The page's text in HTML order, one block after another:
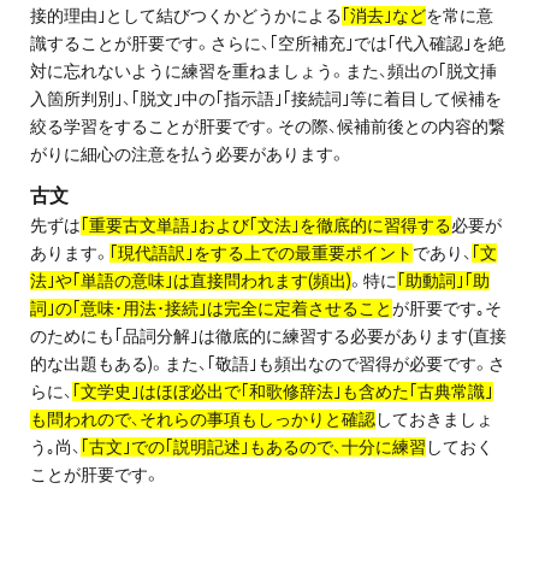
接的理由｣として結びつくかどうかによる ｢消去｣などを常に意
識することが肝要です。さらに、｢空所補充｣では｢代入確認｣を絶
対に忘れないように練習を重ねましょう。また、頻出の｢脱文挿
入箇所判別｣、｢脱文｣中の｢指示語｣｢接続詞｣等に着目して候補を
絞る学習をすることが肝要です。その際、候補前後との内容的繋
がりに細心の注意を払う必要があります。
古文
先ずは ｢重要古文単語｣および｢文法｣を徹底的に習得する必要が
あります。
｢現代語訳｣をする上での最重要ポイント であり、
｢文
法｣や｢単語の意味｣は直接問われます(頻出)。特に
｢助動詞｣｢助
詞｣の｢意味･用法･接続｣は完全に定着させることが肝要です｡そ
のためにも｢品詞分解｣は徹底的に練習する必要があります(直接
的な出題もある)。また、｢敬語｣も頻出なので習得が必要です。さ
らに、
｢文学史｣はほぼ必出で｢和歌修辞法｣も含めた｢古典常識｣
も問われので、それらの事項もしっかりと確認しておきましょ
う｡尚、
｢古文｣での｢説明記述｣もあるので、十分に練習 しておく
ことが肝要です。